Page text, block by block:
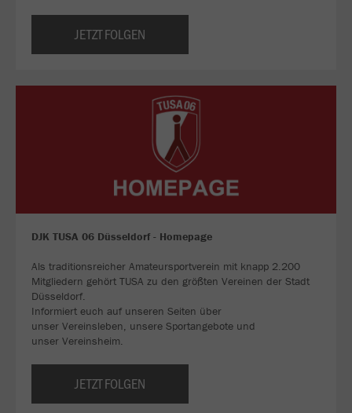
JETZT FOLGEN
DJK TUSA 06 Düsseldorf - Homepage
Als traditionsreicher Amateursportverein mit knapp 2.200
Mitgliedern gehört TUSA zu den größten Vereinen der Stadt
Düsseldorf.
Informiert euch auf unseren Seiten über
unser Vereinsleben, unsere Sportangebote und
unser Vereinsheim.
JETZT FOLGEN